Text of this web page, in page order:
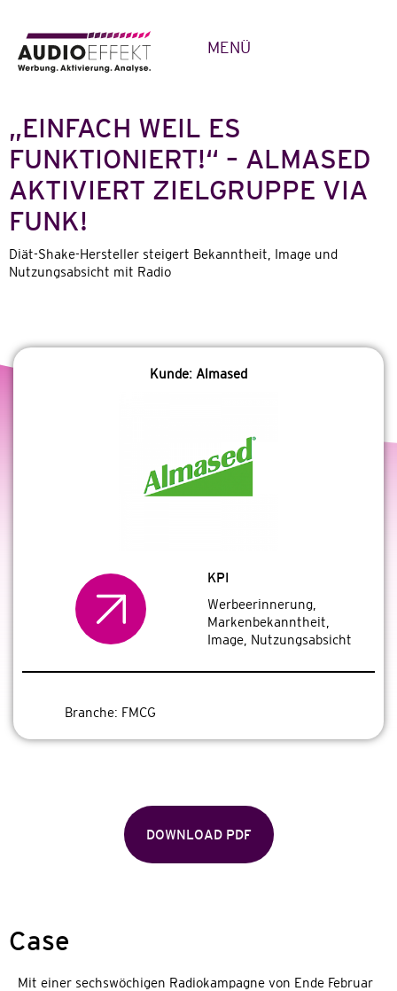
MENÜ
„EINFACH WEIL ES
FUNKTIONIERT!“ – ALMASED
AKTIVIERT ZIELGRUPPE VIA
FUNK!
Diät-Shake-Hersteller steigert Bekanntheit, Image und
Nutzungsabsicht mit Radio
Kunde: Almased
KPI
Werbeerinnerung,
Markenbekanntheit,
Image, Nutzungsabsicht
Branche: FMCG
DOWNLOAD PDF
Case
Mit einer sechswöchigen Radiokampagne von Ende Februar